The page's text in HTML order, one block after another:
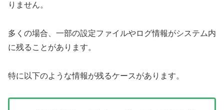
りません。
多くの場合、一部の設定ファイルやログ情報がシステム内
に残ることがあります。
特に以下のような情報が残るケースがあります。